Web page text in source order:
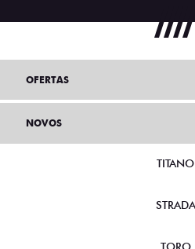
OFERTAS
NOVOS
TITANO
STRADA